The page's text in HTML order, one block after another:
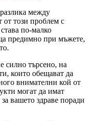
между
от този проблем с
по-малко
предимно при мъжете,
силно търсено, на
които обещават да
внимателни кой от
могат да имат
вашето здраве поради